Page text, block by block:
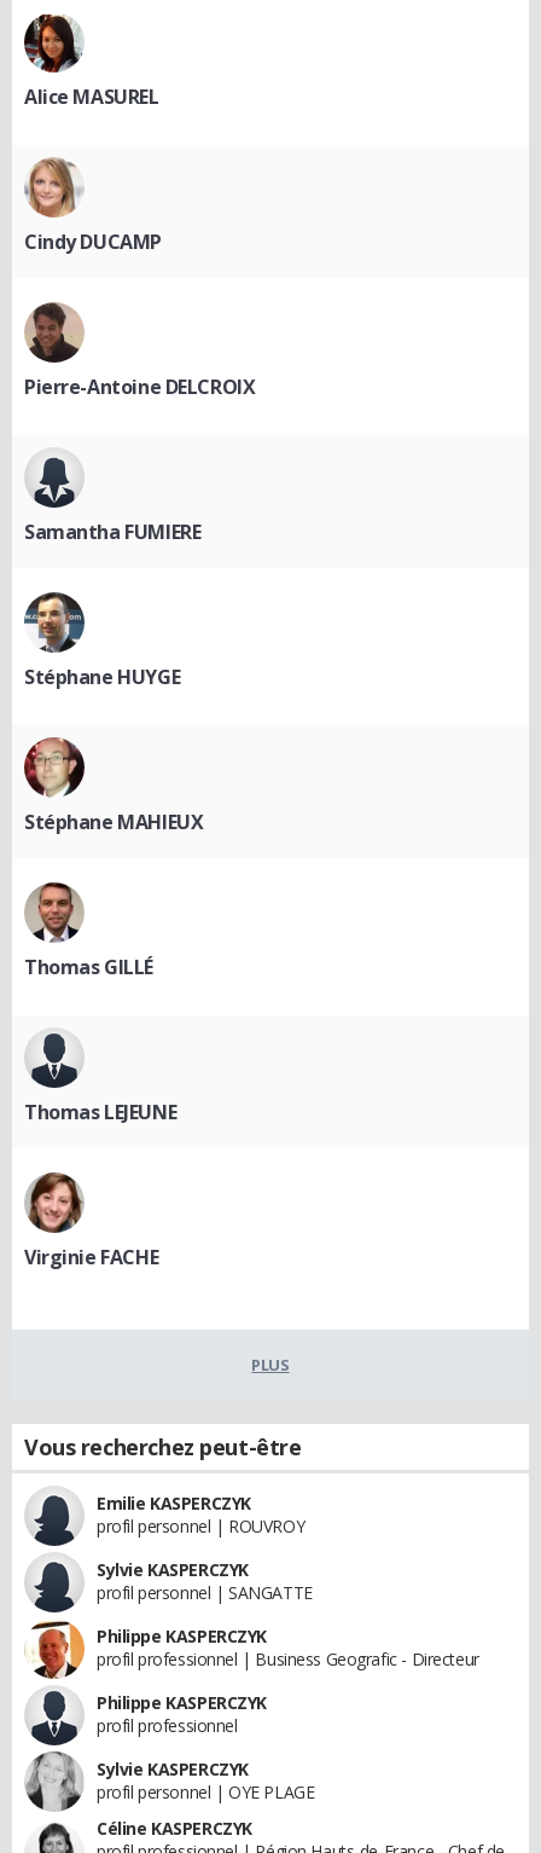
Alice MASUREL
Cindy DUCAMP
Pierre-Antoine DELCROIX
Samantha FUMIERE
Stéphane HUYGE
Stéphane MAHIEUX
Thomas GILLÉ
Thomas LEJEUNE
Virginie FACHE
PLUS
Vous recherchez peut-être
Emilie KASPERCZYK
profil personnel | ROUVROY
Sylvie KASPERCZYK
profil personnel | SANGATTE
Philippe KASPERCZYK
profil professionnel | Business Geografic - Directeur
Philippe KASPERCZYK
profil professionnel
Sylvie KASPERCZYK
profil personnel | OYE PLAGE
Céline KASPERCZYK